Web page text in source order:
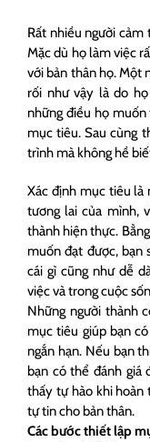
Rất nhiều người
Mặc dù họ làm việc
với bản thân họ. Một
rối như vậy là do
những điều họ muốn
mục tiêu. Sau cùng
trình mà không hề
Xác định mục tiêu là
tương lai của mình,
thành hiện thực.
muốn đạt được, bạn
cái gì cũng như dễ
việc và trong cuộc
Những người thành
mục tiêu giúp bạn
ngắn hạn. Nếu bạn
bạn có thể đánh giá
thấy tự hào khi hoàn
tự tin cho bản thân.
Các bước thiết lập